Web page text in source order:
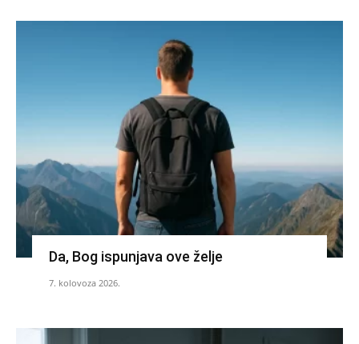
Da, Bog ispunjava ove želje
7. kolovoza 2026.